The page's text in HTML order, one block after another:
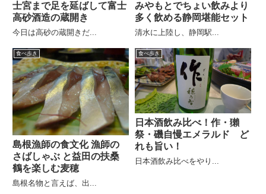
士宮まで足を延ばして富士
高砂酒造の蔵開き
今日は高砂の蔵開きだ...
みやもとでちょい飲みより
多く飲める静岡堪能セット
清水に上陸し、静岡駅...
食べ歩き
島根漁師の食文化 漁師の
さばしゃぶ と益田の扶桑
鶴を楽しむ麦穂
島根名物と言えば、出...
食べ歩き
日本酒飲み比べ！作・獺
祭・磯自慢エメラルド ど
れも旨い！
日本酒飲み比べをやり...